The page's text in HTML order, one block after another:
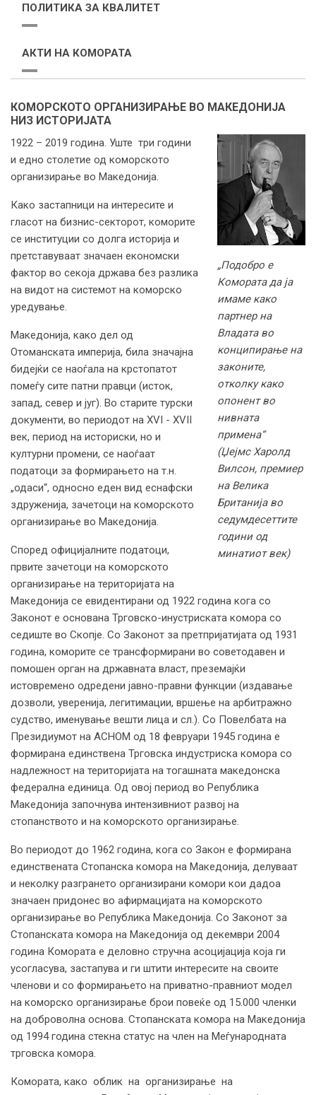
ПОЛИТИКА ЗА КВАЛИТЕТ
АКТИ НА КОМОРАТА
КОМОРСКОТО ОРГАНИЗИРАЊЕ ВО МАКЕДОНИЈА
НИЗ ИСТОРИЈАТА
„Подобро е
Комората да ја
имаме како
партнер на
Владата во
конципирање на
законите,
отколку како
опонент во
нивната
примена“
(Џејмс Харолд
Вилсон, премиер
на Велика
Британија во
седумдесеттите
години од
минатиот век)
1922 – 2019 година. Уште три години
и едно столетие од коморското
организирање во Македонија.
Како застапници на интересите и
гласот на бизнис-секторот, коморите
се институции со долга историја и
претставуваат значаен економски
фактор во секоја држава без разлика
на видот на системот на коморско
уредување.
Македонија, како дел од
Отоманската империја, била значајна
бидејќи се наоѓала на крстопатот
помеѓу сите патни правци (исток,
запад, север и југ). Во старите турски
документи, во периодот на XVI - XVII
век, период на историски, но и
културни промени, се наоѓаат
податоци за формирањето на т.н.
„одаси“, односно еден вид еснафски
здруженија, зачетоци на коморското
организирање во Македонија.
Според официјалните податоци,
првите зачетоци на коморското
организирање на територијата на
Македонија се евидентирани од 1922 година кога со
Законот е основана Трговско-инустриската комора со
седиште во Скопје. Со Законот за претпријатијата од 1931
година, коморите се трансформирани во советодавен и
помошен орган на државната власт, преземајќи
истовремено одредени јавно-правни функции (издавање
дозволи, уверенија, легитимации, вршење на арбитражно
судство, именување вешти лица и сл.). Со Повелбата на
Президиумот на АСНОМ од 18 февруари 1945 година е
формирана единствена Трговска индустриска комора со
надлежност на територијата на тогашната македонска
федерална единица. Од овој период во Република
Македонија започнува интензивниот развој на
стопанството и на коморското организирање.
Во периодот до 1962 година, кога со Закон е формирана
единствената Стопанска комора на Македонија, делуваат
и неколку разгрането организирани комори кои дадоа
значаен придонес во афирмацијата на коморското
организирање во Република Македонија. Со Законот за
Стопанската комора на Македонија од декември 2004
година Комората е деловно стручна асоцијација која ги
усогласува, застапува и ги штити интересите на своите
членови и со формирањето на приватно-правниот модел
на коморско организирање брои повеќе од 15.000 членки
на доброволна основа. Стопанската комора на Македонија
од 1994 година стекна статус на член на Меѓународната
трговска комора.
Комората, како облик на организирање на